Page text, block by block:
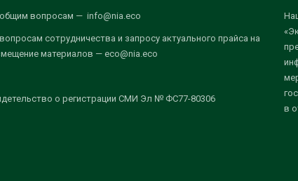
вопросам — info@nia.eco
сотрудничества и запросу актуального прайса на
материалов — eco@nia.eco
о регистрации СМИ Эл № ФС77-80306
в